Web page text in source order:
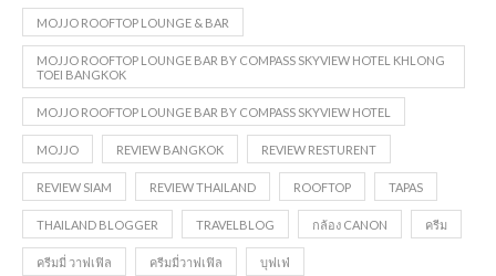
MOJJO ROOFTOP LOUNGE & BAR
MOJJO ROOFTOP LOUNGE BAR BY COMPASS SKYVIEW HOTEL KHLONG
TOEI BANGKOK
MOJJO ROOFTOP LOUNGE BAR BY COMPASS SKYVIEW HOTEL
MOJJO REVIEW BANGKOK REVIEW RESTURENT
REVIEW SIAM REVIEW THAILAND ROOFTOP TAPAS
THAILAND BLOGGER TRAVELBLOG กล้อง CANON ครีม
ครีมมี่ วาฟเฟิล ครีมมี่วาฟเฟิล บุฟเฟ่